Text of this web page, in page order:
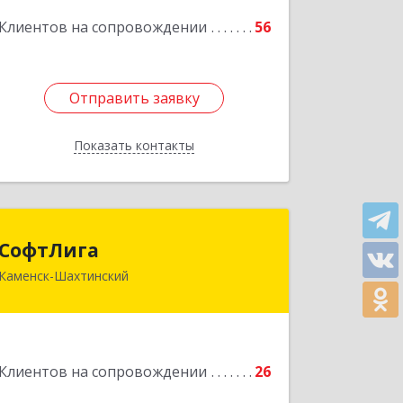
Клиентов на сопровождении 56
Отправить заявку
Показать контакты
Отправить заявку
Назад
СофтЛига
Каменск-Шахтинский
Клиентов на сопровождении 26
347800, Ростовская обл, Каменск-
Подробнее